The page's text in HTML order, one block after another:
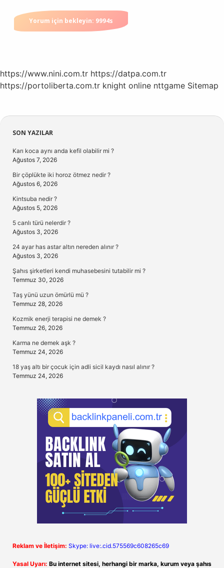
https://www.nini.com.tr https://datpa.com.tr
https://portoliberta.com.tr knight online nttgame Sitemap
Sidebar
SON YAZILAR
Karı koca aynı anda kefil olabilir mi ?
Ağustos 7, 2026
Bir çöplükte iki horoz ötmez nedir ?
Ağustos 6, 2026
Kintsuba nedir ?
Ağustos 5, 2026
5 canlı türü nelerdir ?
Ağustos 3, 2026
24 ayar has astar altın nereden alınır ?
Ağustos 3, 2026
Şahıs şirketleri kendi muhasebesini tutabilir mi ?
Temmuz 30, 2026
Taş yünü uzun ömürlü mü ?
Temmuz 28, 2026
Kozmik enerji terapisi ne demek ?
Temmuz 26, 2026
Karma ne demek aşk ?
Temmuz 24, 2026
18 yaş altı bir çocuk için adli sicil kaydı nasıl alınır ?
Temmuz 24, 2026
Reklam ve İletişim: Skype: live:.cid.575569c608265c69
Yasal Uyarı: Bu internet sitesi, herhangi bir marka, kurum veya şahıs